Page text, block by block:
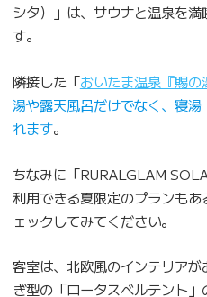
シタ）」は、サウナと温泉を
す。
隣接した「おいたま温泉『賜の
湯や露天風呂だけでなく、寝
れます。
ちなみに「RURALGLAM
利用できる夏限定のプランも
ェックしてみてください。
客室は、北欧風のインテリア
ぎ型の「ロータスベルテント」